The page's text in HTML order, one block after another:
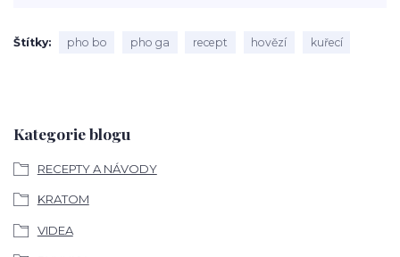
Kategorie blogu
RECEPTY A NÁVODY
KRATOM
VIDEA
Štítky pho bo pho ga recept hovězí kuřecí